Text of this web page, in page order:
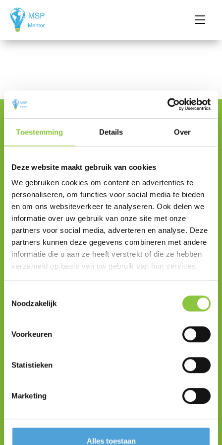
Toestemming Details Over
Deze website maakt gebruik van cookies
We gebruiken cookies om content en advertenties te
personaliseren, om functies voor social media te bieden
en om ons websiteverkeer te analyseren. Ook delen we
informatie over uw gebruik van onze site met onze
partners voor social media, adverteren en analyse. Deze
partners kunnen deze gegevens combineren met andere
informatie die u aan ze heeft verstrekt of die ze hebben
verzameld op basis van uw gebruik van hun services.
Noodzakelijk
Voorkeuren
Statistieken
Marketing
Alles toestaan
Contactinformatie
MSP Mentor B.V.
Transistorstraat 71D,
1322CK, Almere
085 – 0028 911
info@mspmentor.nl
KvK-nummer 72999888
mailadres
AANMELDEN